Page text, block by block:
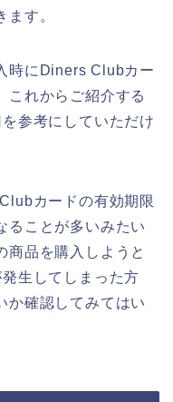
す。
時にDiners Clubカー
これからご紹介する
参考にしていただけ
カードの有効期限
ることが多いみたい
商品を購入しようと
生してしまった方
か確認してみてはい